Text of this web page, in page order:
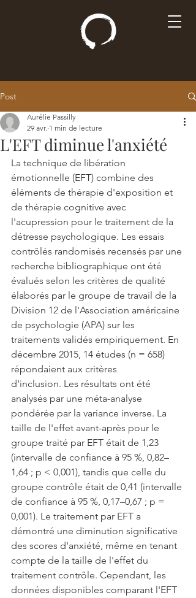
Post
L'EFT diminue l'anxiété
Aurélie Passilly
29 avr. 1 min de lecture
La technique de libération
émotionnelle (EFT) combine des
éléments de thérapie d'exposition et
de thérapie cognitive avec
l'acupression pour le traitement de la
détresse psychologique. Les essais
contrôlés randomisés recensés par une
recherche bibliographique ont été
évalués selon les critères de qualité
élaborés par le groupe de travail de la
Division 12 de l'Association américaine
de psychologie (APA) sur les
traitements validés empiriquement. En
décembre 2015, 14 études (n = 658)
répondaient aux critères
d'inclusion. Les résultats ont été
analysés par une méta-analyse
pondérée par la variance inverse. La
taille de l'effet avant-après pour le
groupe traité par EFT était de 1,23
(intervalle de confiance à 95 %, 0,82–
1,64 ; p < 0,001), tandis que celle du
groupe contrôle était de 0,41 (intervalle
de confiance à 95 %, 0,17–0,67 ; p =
0,001). Le traitement par EFT a
démontré une diminution significative
des scores d'anxiété, même en tenant
compte de la taille de l'effet du
traitement contrôle. Cependant, les
données disponibles comparant l'EFT